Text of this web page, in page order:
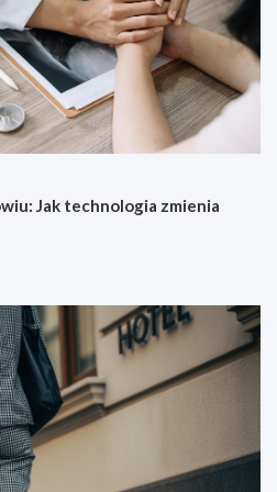
Jak technologia zmienia